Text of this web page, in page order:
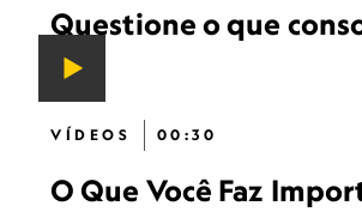
Questione o que
VÍDEOS 00:30
O Que Você Faz